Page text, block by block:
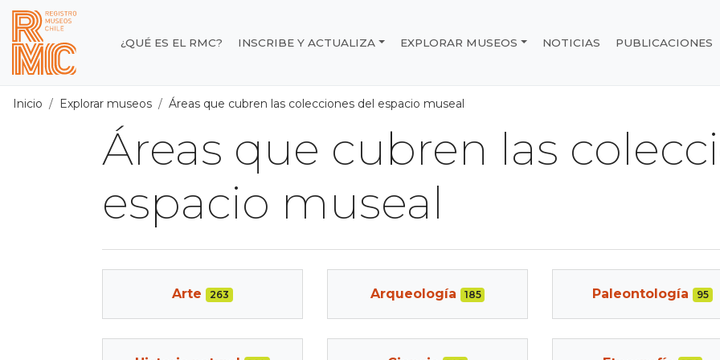
Contenido principal
Registro de Museos de Chile
¿QUÉ ES EL RMC? INSCRIBE Y ACTUALIZA EXPLORAR MUSEOS NOTICIAS PUBLICACIONES
Inicio Explorar museos Áreas que cubren las colecciones del espacio museal
Áreas que cubren las
espacio museal
Arte 263 Arqueología 185 Paleontología 95